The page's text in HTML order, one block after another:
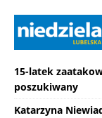
15-latek
poszukiwany
Katarzyna